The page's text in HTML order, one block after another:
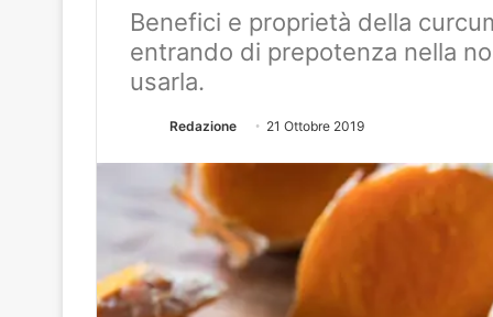
Benefici e proprietà della
entrando di prepotenza nella
usarla.
Redazione 21 Ottobre 2019